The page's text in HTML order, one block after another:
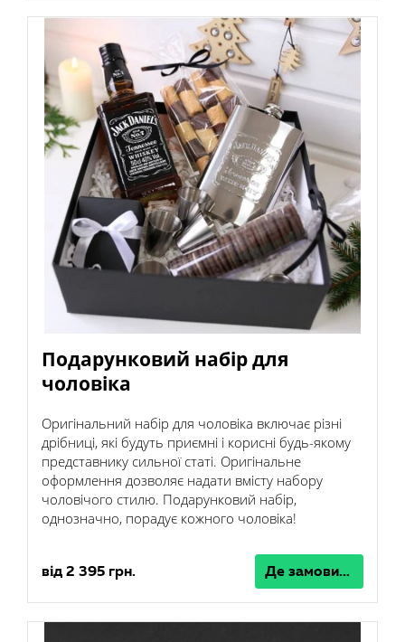
Подарунковий набір для
чоловіка
Оригінальний набір для чоловіка включає різні
дрібниці, які будуть приємні і корисні будь-якому
представнику сильної статі. Оригінальне
оформлення дозволяє надати вмісту набору
чоловічого стилю. Подарунковий набір,
однозначно, порадує кожного чоловіка!
від 2 395 грн. Де замовити